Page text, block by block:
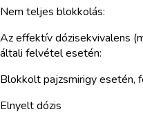
Nem teljes blokkolás:
Az effektív dózisekvivalens
általi felvétel esetén:
Blokkolt pajzsmirigy esetén,
Elnyelt dózis